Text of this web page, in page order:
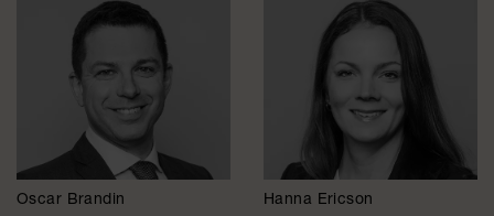
Oscar Brandin
Hanna Ericson